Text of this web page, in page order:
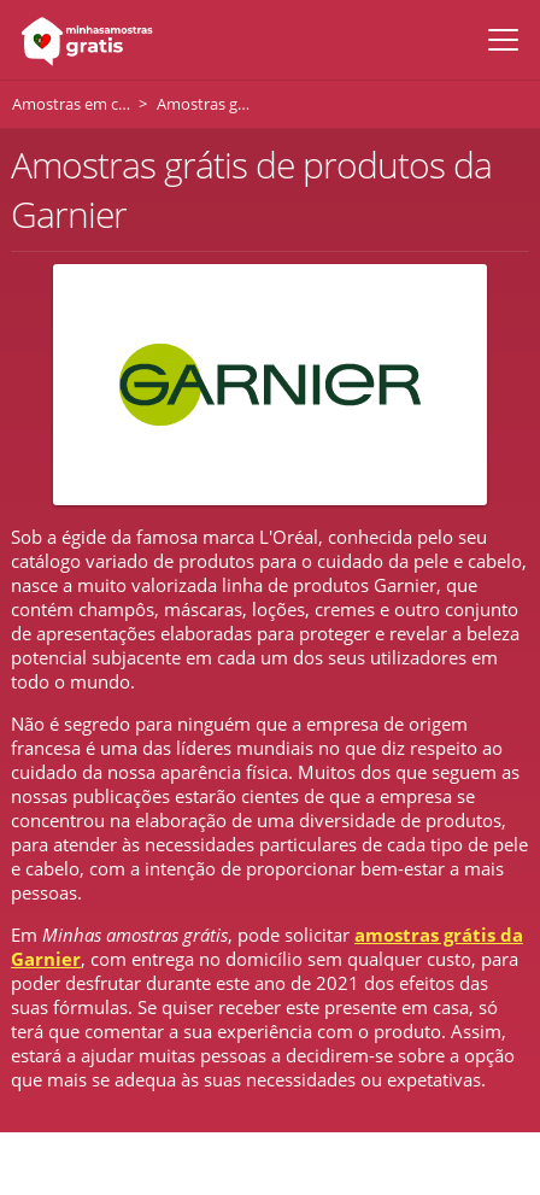
Amostras em casa Amostras grátis de Garnier
Amostras grátis de produtos da
Garnier
Sob a égide da famosa marca L'Oréal, conhecida pelo seu
catálogo variado de produtos para o cuidado da pele e cabelo,
nasce a muito valorizada linha de produtos Garnier, que
contém champôs, máscaras, loções, cremes e outro conjunto
de apresentações elaboradas para proteger e revelar a beleza
potencial subjacente em cada um dos seus utilizadores em
todo o mundo.
Não é segredo para ninguém que a empresa de origem
francesa é uma das líderes mundiais no que diz respeito ao
cuidado da nossa aparência física. Muitos dos que seguem as
nossas publicações estarão cientes de que a empresa se
concentrou na elaboração de uma diversidade de produtos,
para atender às necessidades particulares de cada tipo de pele
e cabelo, com a intenção de proporcionar bem-estar a mais
pessoas.
Em Minhas amostras grátis, pode solicitar amostras grátis da
Garnier, com entrega no domicílio sem qualquer custo, para
poder desfrutar durante este ano de 2021 dos efeitos das
suas fórmulas. Se quiser receber este presente em casa, só
terá que comentar a sua experiência com o produto. Assim,
estará a ajudar muitas pessoas a decidirem-se sobre a opção
que mais se adequa às suas necessidades ou expetativas.